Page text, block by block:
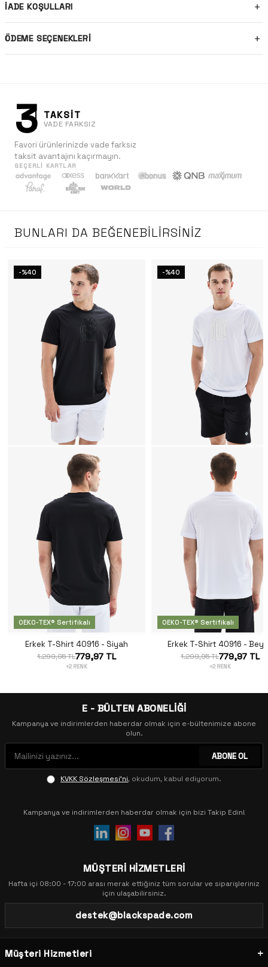
İADE KOŞULLARI
ÖDEME SEÇENEKLERI
3 TAKSİT
VADE FARKSIZ
Favori ürünlerinizde vade farksız
taksit avantajını kaçırmayın.
GEÇERLI KARTLAR
BUNLARI DA BEĞENEBILIRSINIZ
-%40
OEKO-TEX® Sertifikalı
Erkek T-Shirt 40916 - Siyah
1.299,95 TL779,97 TL
+2 RENK
-%40
OEKO-TEX® Sertifikalı
Erkek T-Shirt 40916 -
1.299,95 TL779,97 TL
+2 RENK
E - BÜLTEN ABONELİĞİ
Kampanya ve indirimlerden haberdar olmak için e-bültenimize abone
olun.
ABONE OL
KVKK Sözleşmesi'ni, okudum, kabul ediyorum.
Kampanya ve indirimlerden haberdar olmak için bizi Takip Edin!
MÜŞTERİ HİZMETLERİ
Hafta içi 08:00 - 17:00 arası merak ettiğiniz tüm sorular ve siparişleriniz
için ulaşabilirsiniz.
destek@blackspade.com
Müşteri Hizmetleri